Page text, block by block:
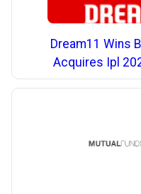
Dream11 Wins
Acquires Ipl